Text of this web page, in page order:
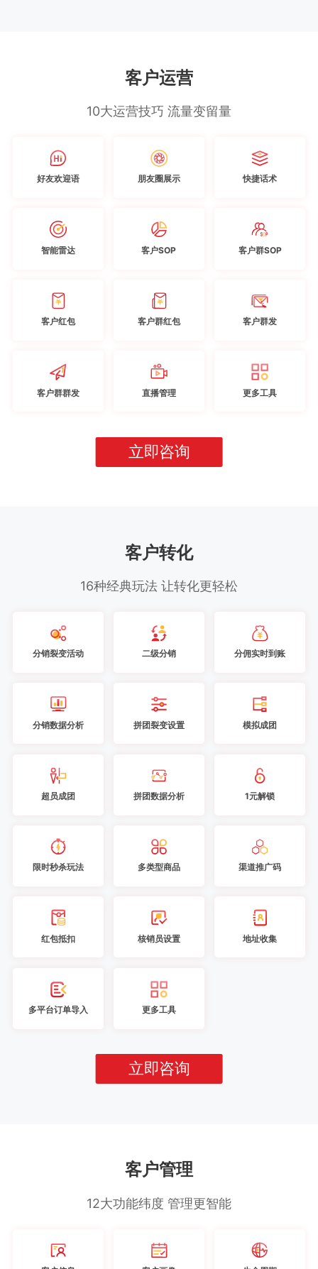
客户运营
10大运营技巧 流量变留量
好友欢迎语 朋友圈展示 快捷话术
智能雷达 客户SOP 客户群SOP
客户红包 客户群红包 客户群发
客户群群发 直播管理 更多工具
立即咨询
客户转化
16种经典玩法 让转化更轻松
分销裂变活动 二级分销 分佣实时到账
分销数据分析 拼团裂变设置 模拟成团
超员成团 拼团数据分析 1元解锁
限时秒杀玩法 多类型商品 渠道推广码
红包抵扣 核销员设置 地址收集
多平台订单导入 更多工具
立即咨询
客户管理
12大功能纬度 管理更智能